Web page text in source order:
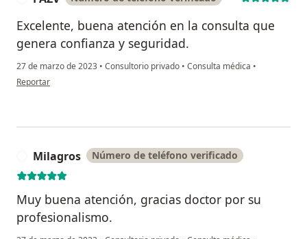
Excelente, buena atención en la consulta que
genera confianza y seguridad.
27 de marzo de 2023 • Consultorio privado • Consulta médica •
en opinión del usuario FAZV
Reportar
Milagros Número de teléfono verificado
Muy buena atención, gracias doctor por su
profesionalismo.